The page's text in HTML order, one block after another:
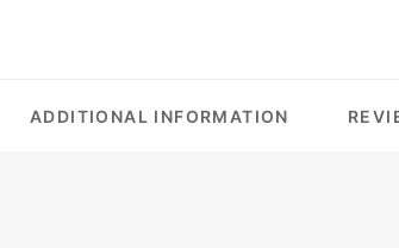
ADDITIONAL INFORMATION